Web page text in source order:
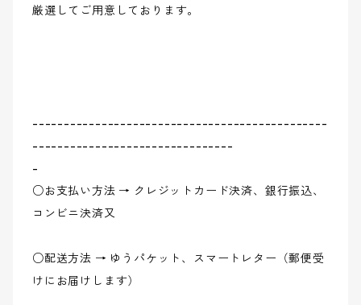
厳選してご用意しております。
-----------------------------------------------
--------------------------------
-
○お支払い方法 → クレジットカード決済、銀行振込、
コンビニ決済又
○配送方法 → ゆうパケット、スマートレター（郵便受
けにお届けします）